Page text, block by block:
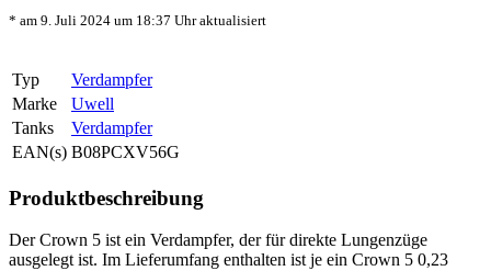
* am 9. Juli 2024 um 18:37 Uhr aktualisiert
Typ
Verdampfer
Marke
Uwell
Tanks
Verdampfer
EAN(s) B08PCXV56G
Produktbeschreibung
Der Crown 5 ist ein Verdampfer, der für direkte Lungenzüge
ausgelegt ist. Im Lieferumfang enthalten ist je ein Crown 5 0,23